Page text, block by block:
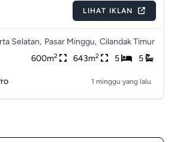
LIHAT IKLAN
Selatan, Pasar Minggu, Cilandak Timur
600m2 643m2 5 5
1 minggu yang lalu